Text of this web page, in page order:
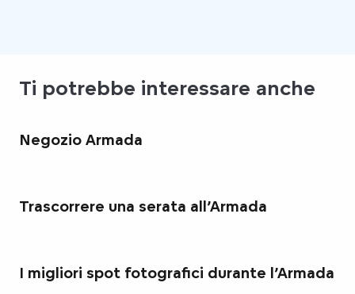
Ti potrebbe interessare anche
Negozio Armada
Trascorrere una serata all’Armada
I migliori spot fotografici durante l’Armada